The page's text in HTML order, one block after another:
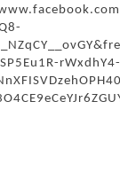
rWxdhY4-